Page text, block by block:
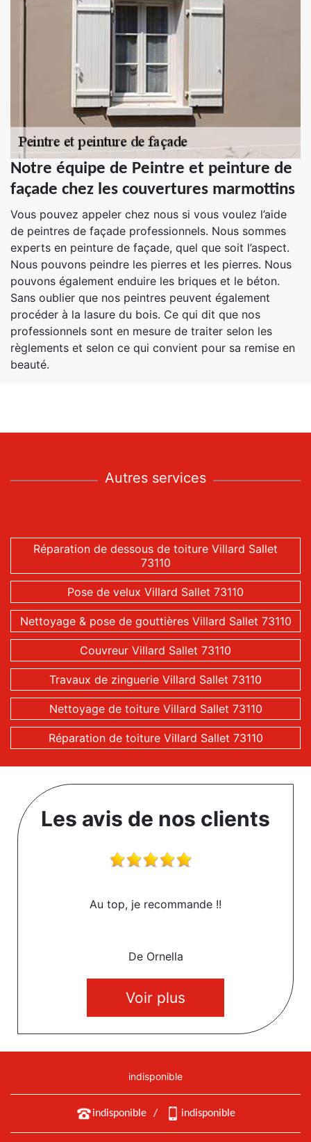
Notre équipe de Peintre et peinture de
façade chez les couvertures marmottins
Vous pouvez appeler chez nous si vous voulez l’aide
de peintres de façade professionnels. Nous sommes
experts en peinture de façade, quel que soit l’aspect.
Nous pouvons peindre les pierres et les pierres. Nous
pouvons également enduire les briques et le béton.
Sans oublier que nos peintres peuvent également
procéder à la lasure du bois. Ce qui dit que nos
professionnels sont en mesure de traiter selon les
règlements et selon ce qui convient pour sa remise en
beauté.
Autres services
Réparation de dessous de toiture Villard Sallet
73110
Pose de velux Villard Sallet 73110
Nettoyage & pose de gouttières Villard Sallet 73110
Couvreur Villard Sallet 73110
Travaux de zinguerie Villard Sallet 73110
Nettoyage de toiture Villard Sallet 73110
Réparation de toiture Villard Sallet 73110
Les avis de nos clients
Au top, je recommande !!
De Ornella
Voir plus
indisponible
indisponible / indisponible